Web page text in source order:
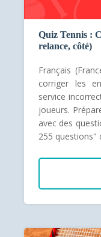
Quiz Tennis :
relance, côté)
Français
corriger les
service
joueurs.
avec des
255 questions"